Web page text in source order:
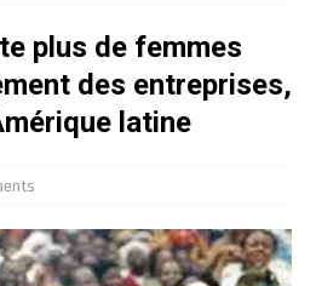
plus de femmes
des entreprises,
latine